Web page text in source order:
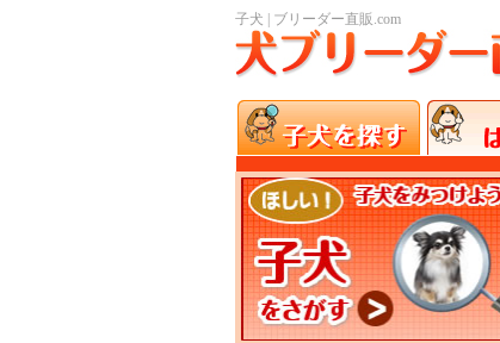
子犬 | ブリーダー直販.com